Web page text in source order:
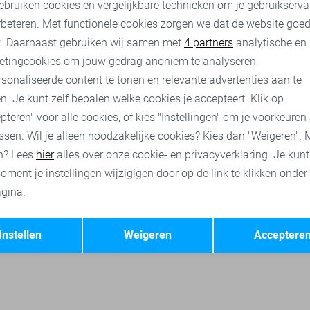
broeken Zoso vesten Jacqueline de Yong t-shirts Only t-
cookies Marketing cookies
Terug Opslaan
cookies en vergelijkbare technieken om je
Met functionele cookies zorgen we dat de website goed
Daarnaast gebruiken wij samen met 4 partners analytische en
om jouw gedrag anoniem te analyseren,
content te tonen en relevante advertenties aan te
Je kunt zelf bepalen welke cookies je accepteert. Klik op
voor alle cookies, of kies "Instellingen" om je voorkeuren
Wil je alleen noodzakelijke cookies? Kies dan "Weigeren".
Lees hieralles over onze cookie- en privacyverklaring. Je
je instellingen wijzigigen door op de link te klikken onder
Weigeren